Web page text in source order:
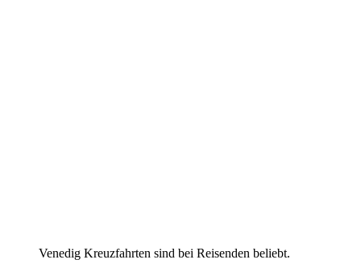
Venedig Kreuzfahrten sind bei Reisenden beliebt.